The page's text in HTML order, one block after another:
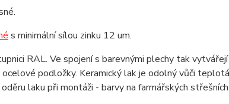
s minimální sílou zinku 12 um.
RAL. Ve spojení s barevnými plechy tak
podložky. Keramický lak je odolný vůči
laku při montáži - barvy na farmářských